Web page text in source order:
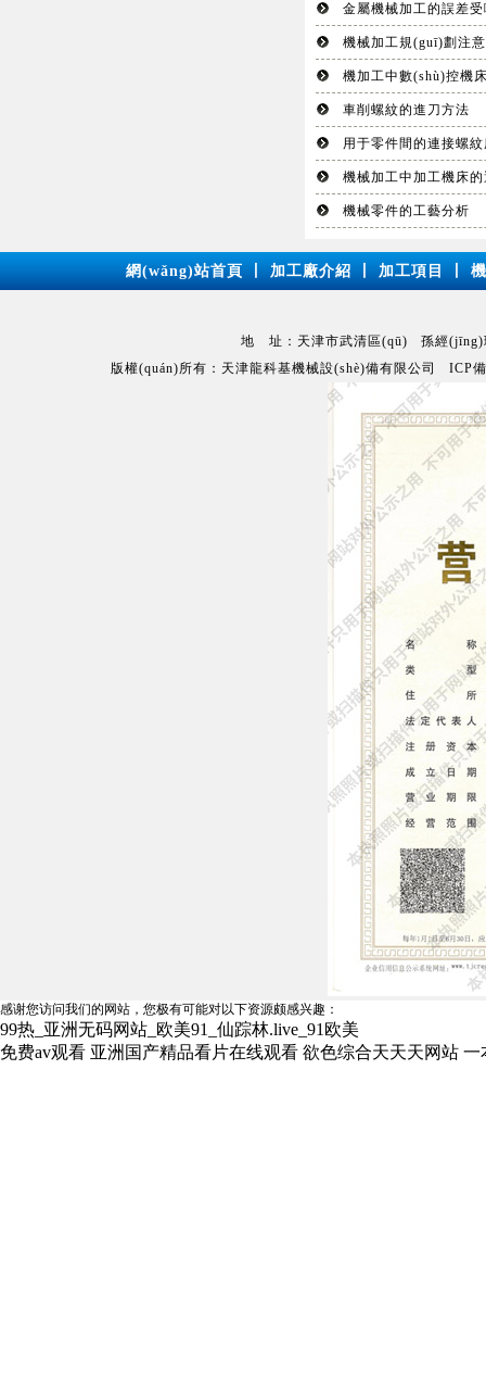
金屬機械加工的誤差
機械加工規(guī)劃注
機加工中數(shù)控機
車削螺紋的進刀方法
用于零件間的連接螺
機械加工中加工機床
機械零件的工藝分析
網(wǎng)站首頁 加工廠介紹 加工項目
地 址：天津市武清區(qū) 孫經(jīng)
版權(quán)所有：天津龍科基機械設(shè)備有限公司 ICP
感谢您访问我们的网站，您极有可能对以下资源颇感兴趣：
99热_亚洲无码网站_欧美91_仙踪林.live_91欧美
免费av观看 亚洲国产精品看片在线观看 欲色综合天天天网站 一